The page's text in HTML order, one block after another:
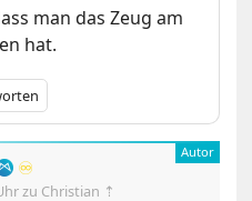
man das Zeug am
hat.
♾️
zu Christian ⇡